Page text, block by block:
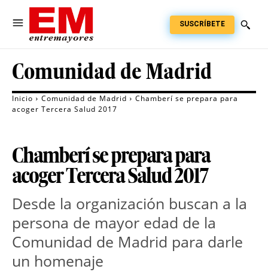
SUSCRÍBETE
Comunidad de Madrid
Inicio Comunidad de Madrid
Chamberí se prepara para
acoger Tercera Salud 2017
Chamberí se prepara para
acoger Tercera Salud 2017
Desde la organización buscan a la
persona de mayor edad de la
Comunidad de Madrid para darle
un homenaje